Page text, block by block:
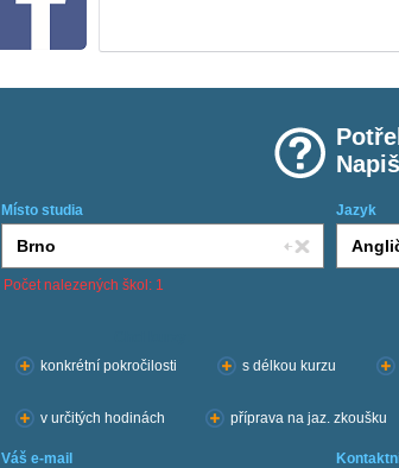
Místo studia Jazyk
Počet nalezených škol: 1
konkrétní pokročilosti
s délkou kurzu
v určitých hodinách příprava na jaz. zkoušku
Váš e-mail